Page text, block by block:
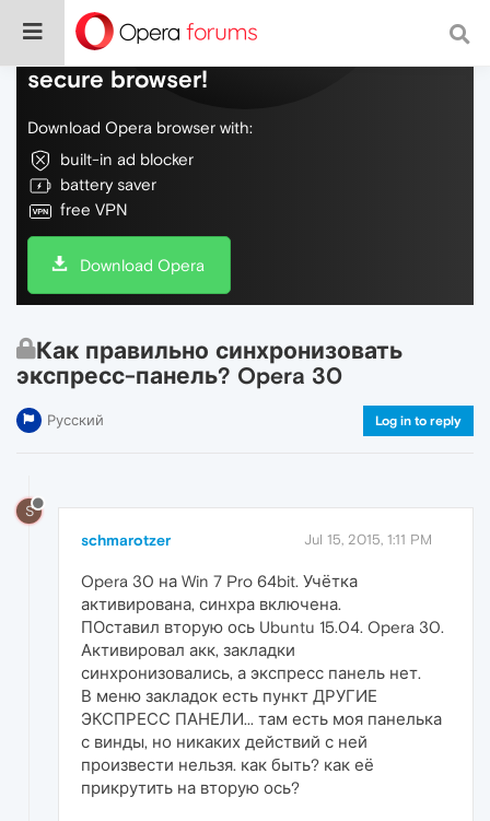
Do more on the web, with a fast and
secure browser!
Download Opera browser with:
built-in ad blocker
battery saver
free VPN
Download Opera
Как правильно синхронизовать
экспресс-панель? Opera 30
Русский Log in to reply
S
schmarotzer Jul 15, 2015, 1:11 PM
Opera 30 на Win 7 Pro 64bit. Учётка
активирована, синхра включена.
ПОставил вторую ось Ubuntu 15.04. Opera 30.
Активировал акк, закладки
синхронизовались, а экспресс панель нет.
В меню закладок есть пункт ДРУГИЕ
ЭКСПРЕСС ПАНЕЛИ... там есть моя панелька
с винды, но никаких действий с ней
произвести нельзя. как быть? как её
прикрутить на вторую ось?